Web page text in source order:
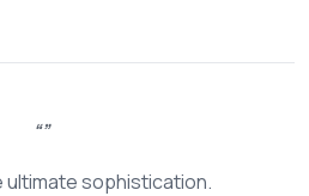
ultimate sophistication.